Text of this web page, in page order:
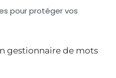
pour protéger vos
gestionnaire de mots